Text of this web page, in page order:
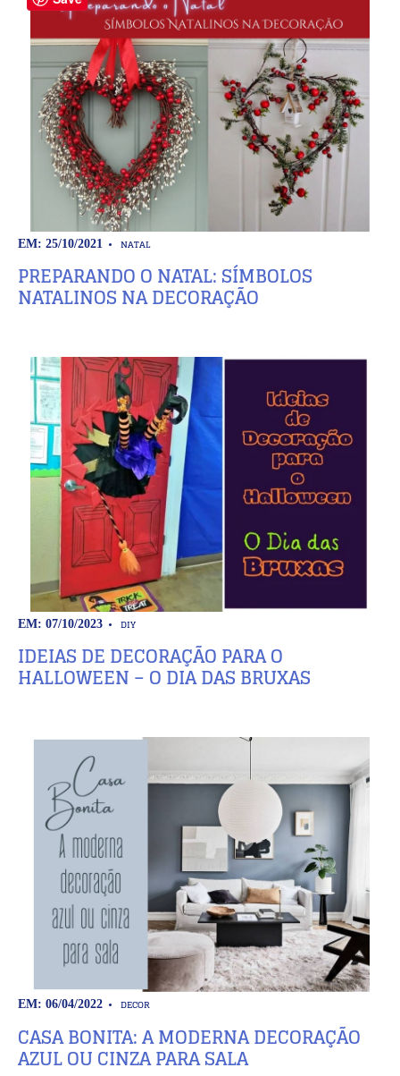
EM: 25/10/2021 NATAL
PREPARANDO O NATAL: SÍMBOLOS
NATALINOS NA DECORAÇÃO
EM: 07/10/2023 DIY
IDEIAS DE DECORAÇÃO PARA O
HALLOWEEN – O DIA DAS BRUXAS
EM: 06/04/2022 DECOR
CASA BONITA: A MODERNA DECORAÇÃO
AZUL OU CINZA PARA SALA